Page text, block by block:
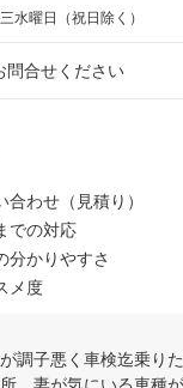
水曜日（祝日除く）
問合せください
点満点中
合わせ（見積り）
での対応
分かりやすさ
メ度
調子悪く車検迄乗り